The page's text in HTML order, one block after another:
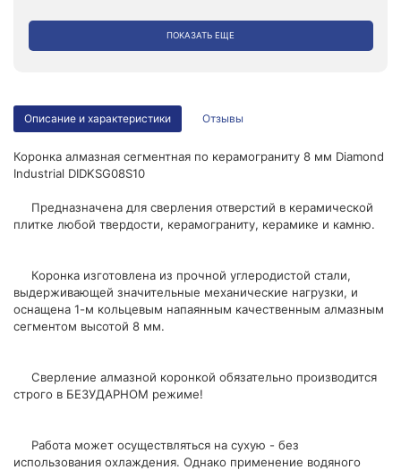
ПОКАЗАТЬ ЕЩЕ
Описание и характеристики Отзывы
Коронка алмазная сегментная по керамограниту 8 мм Diamond
Industrial DIDKSG08S10
Предназначена для сверления отверстий в керамической
плитке любой твердости, керамограниту, керамике и камню.
Коронка изготовлена из прочной углеродистой стали,
выдерживающей значительные механические нагрузки, и
оснащена 1-м кольцевым напаянным качественным алмазным
сегментом высотой 8 мм.
Сверление алмазной коронкой обязательно производится
строго в БЕЗУДАРНОМ режиме!
Работа может осуществляться на сухую - без
использования охлаждения. Однако применение водяного